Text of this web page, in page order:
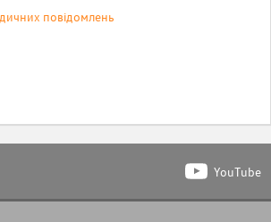
повідомлень
YouTube